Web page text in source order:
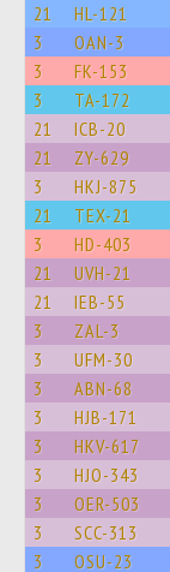
21 HL-121
3 OAN-3
3 FK-153
3 TA-172
21 ICB-20
21 ZY-629
3 HKJ-875
21 TEX-21
3 HD-403
21 UVH-21
21 IEB-55
3 ZAL-3
3 UFM-30
3 ABN-68
3 HJB-171
3 HKV-617
3 HJO-343
3 OER-503
3 SCC-313
3 OSU-23